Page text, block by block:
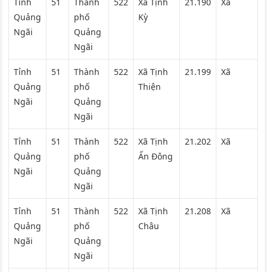
Quảng
Ngãi
phố
Quảng
Ngãi
Kỳ
Tỉnh
Quảng
Ngãi
51
Thành
phố
Quảng
Ngãi
522
Xã Tịnh
Thiện
21.199 Xã
Tỉnh
Quảng
Ngãi
51
Thành
phố
Quảng
Ngãi
522
Xã Tịnh
Ấn Đông
21.202 Xã
Tỉnh
Quảng
Ngãi
51
Thành
phố
Quảng
Ngãi
522
Xã Tịnh
Châu
21.208 Xã